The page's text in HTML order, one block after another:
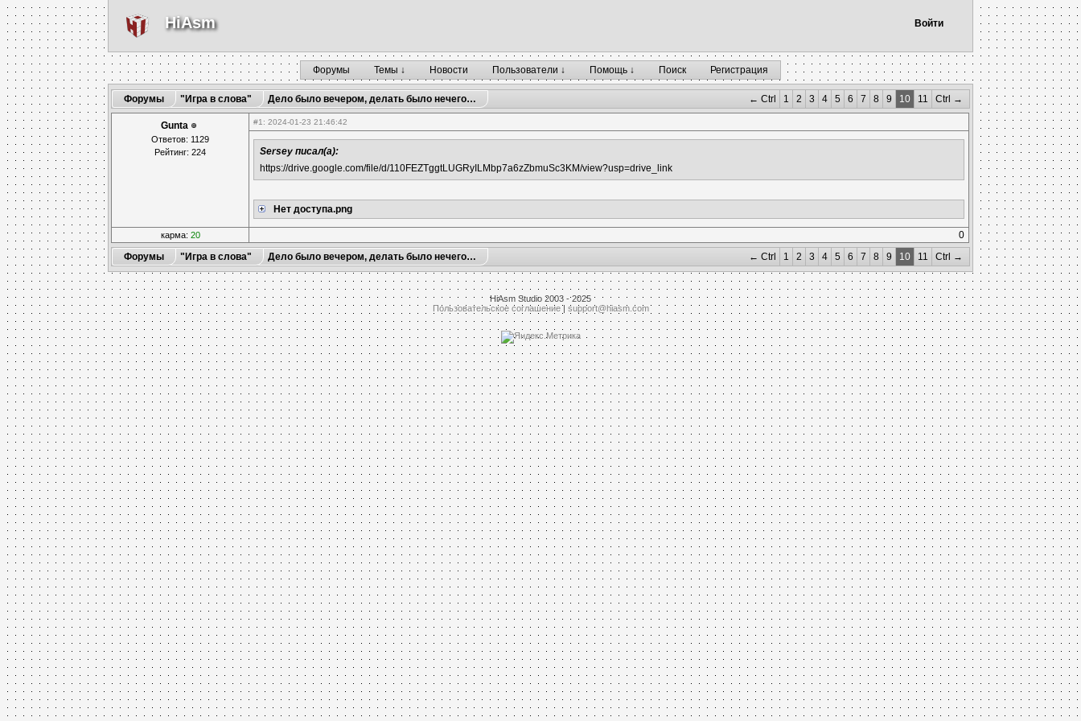
HiAsm Войти
Форумы Темы ↓ Новости Пользователи ↓ Помощь ↓ Поиск Регистрация
Форумы "Игра в слова" Дело было вечером, делать было нечего… ← Ctrl 1 2 3 4 5 6 7 8 9 10 11 Ctrl →
Gunta
Ответов: 1129
Рейтинг: 224
#1 : 2024-01-23 21:46:42
Sersey писал(а):
https://drive.google.com/file/d/110FEZTggtLUGRyILMbp7a6zZbmuSc3KM/view?usp=drive_link
Нет доступа.png
карма: 20
0
Форумы
"Игра в слова" Дело было вечером, делать было нечего… ← Ctrl 1 2 3 4 5 6 7 8 9 10 11 Ctrl →
HiAsm Studio 2003 - 2025
Пользовательское соглашение| support@hiasm.com